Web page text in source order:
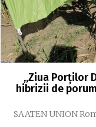
„Ziua Porților
hibrizii de
SAATEN UNION